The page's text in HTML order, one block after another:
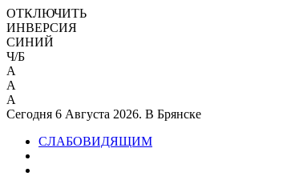
ОТКЛЮЧИТЬ
ИНВЕРСИЯ
СИНИЙ
Ч/Б
A
A
A
Сегодня 6 Августа 2026. В Брянске
СЛАБОВИДЯЩИМ